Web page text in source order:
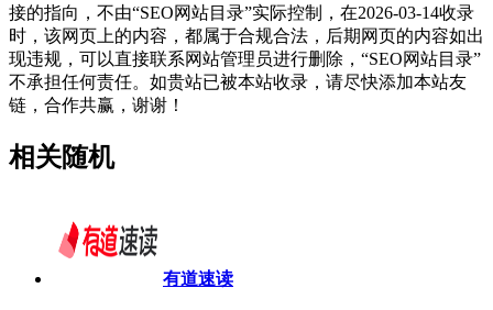
接的指向，不由“SEO网站目录”实际控制，在2026-03-14收录
时，该网页上的内容，都属于合规合法，后期网页的内容如出
现违规，可以直接联系网站管理员进行删除，“SEO网站目录”
不承担任何责任。如贵站已被本站收录，请尽快添加本站友
链，合作共赢，谢谢！
相关随机
有道速读